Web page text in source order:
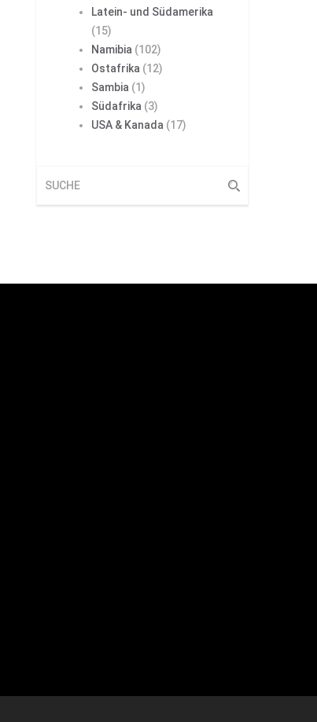
Latein- und Südamerika
(15)
Namibia (102)
Ostafrika (12)
Sambia (1)
Südafrika (3)
USA & Kanada (17)